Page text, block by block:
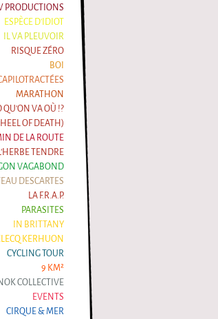
PRODUCTIONS
ESPÈCE D'IDIOT
IL VA PLEUVOIR
RISQUE ZÉRO
BOI
MARATHON
QU'ON VA OÙ !?
OF DEATH)
DE LA ROUTE
TENDRE
VAGABOND
DESCARTES
LA F.R.A.P.
PARASITES
IN BRITTANY
KERHUON
CYCLING TOUR
9 KM²
COLLECTIVE
EVENTS
CIRQUE & MER